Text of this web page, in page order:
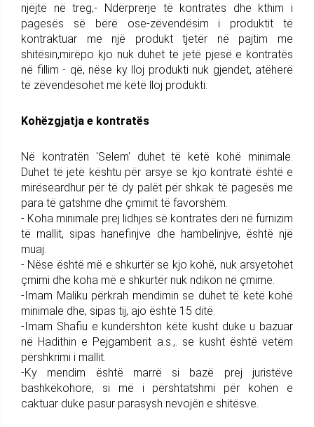
njëjtë në treg;- Ndërprerje të kontratës dhe kthim i
pagesës së bërë ose-zëvendësim i produktit të
kontraktuar me një produkt tjetër në pajtim me
shitësin,mirëpo kjo nuk duhet të jetë pjesë e kontratës
në fillim - që, nëse ky lloj produkti nuk gjendet, atëherë
të zëvendësohet më këtë lloj produkti.
Kohëzgjatja e kontratës
Në kontratën 'Selem' duhet të ketë kohë minimale.
Duhet të jetë kështu për arsye se kjo kontratë është e
mirëseardhur për të dy palët për shkak të pagesës me
para të gatshme dhe çmimit të favorshëm.
- Koha minimale prej lidhjes së kontratës deri në furnizim
të mallit, sipas hanefinjve dhe hambelinjve, është një
muaj.
- Nëse është më e shkurtër se kjo kohë, nuk arsyetohet
çmimi dhe koha më e shkurtër nuk ndikon në çmime.
-Imam Maliku përkrah mendimin se duhet të ketë kohë
minimale dhe, sipas tij, ajo është 15 ditë.
-Imam Shafiu e kundërshton këtë kusht duke u bazuar
në Hadithin e Pejgamberit a.s.,. se kusht është vetëm
përshkrimi i mallit.
-Ky mendim është marrë si bazë prej juristëve
bashkëkohorë, si më i përshtatshmi për kohën e
caktuar duke pasur parasysh nevojën e shitësve.